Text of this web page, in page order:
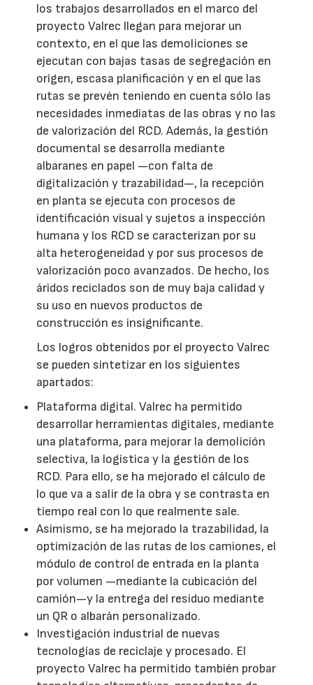
los trabajos desarrollados en el marco del
proyecto Valrec llegan para mejorar un
contexto, en el que las demoliciones se
ejecutan con bajas tasas de segregación en
origen, escasa planificación y en el que las
rutas se prevén teniendo en cuenta sólo las
necesidades inmediatas de las obras y no las
de valorización del RCD. Además, la gestión
documental se desarrolla mediante
albaranes en papel —con falta de
digitalización y trazabilidad—, la recepción
en planta se ejecuta con procesos de
identificación visual y sujetos a inspección
humana y los RCD se caracterizan por su
alta heterogeneidad y por sus procesos de
valorización poco avanzados. De hecho, los
áridos reciclados son de muy baja calidad y
su uso en nuevos productos de
construcción es insignificante.
Los logros obtenidos por el proyecto Valrec
se pueden sintetizar en los siguientes
apartados:
Plataforma digital. Valrec ha permitido
desarrollar herramientas digitales, mediante
una plataforma, para mejorar la demolición
selectiva, la logística y la gestión de los
RCD. Para ello, se ha mejorado el cálculo de
lo que va a salir de la obra y se contrasta en
tiempo real con lo que realmente sale.
Asimismo, se ha mejorado la trazabilidad, la
optimización de las rutas de los camiones, el
módulo de control de entrada en la planta
por volumen —mediante la cubicación del
camión—y la entrega del residuo mediante
un QR o albarán personalizado.
Investigación industrial de nuevas
tecnologías de reciclaje y procesado. El
proyecto Valrec ha permitido también probar